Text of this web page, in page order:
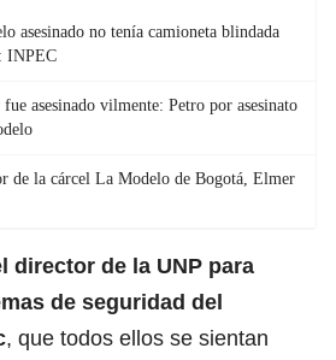
asesinado no tenía camioneta blindada
INPEC
asesinado vilmente: Petro por asesinato
de la cárcel La Modelo de Bogotá, Elmer
director de la UNP para
de seguridad del
, que todos ellos se sientan